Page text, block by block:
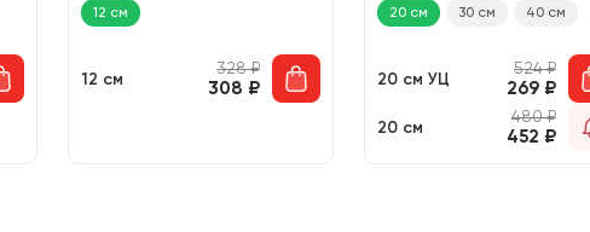
12 см
12 см
328₽
308 ₽
20 см 30 см 40 см
20 см УЦ
524₽
269 ₽
20 см
480₽
452 ₽